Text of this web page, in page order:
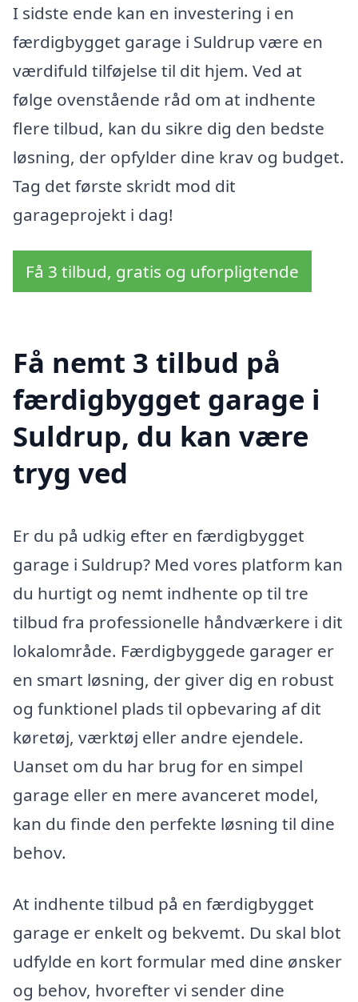
I sidste ende kan en investering i en
færdigbygget garage i Suldrup være en
værdifuld tilføjelse til dit hjem. Ved at
følge ovenstående råd om at indhente
flere tilbud, kan du sikre dig den bedste
løsning, der opfylder dine krav og budget.
Tag det første skridt mod dit
garageprojekt i dag!
Få 3 tilbud, gratis og uforpligtende
Få nemt 3 tilbud på
færdigbygget garage i
Suldrup, du kan være
tryg ved
Er du på udkig efter en færdigbygget
garage i Suldrup? Med vores platform kan
du hurtigt og nemt indhente op til tre
tilbud fra professionelle håndværkere i dit
lokalområde. Færdigbyggede garager er
en smart løsning, der giver dig en robust
og funktionel plads til opbevaring af dit
køretøj, værktøj eller andre ejendele.
Uanset om du har brug for en simpel
garage eller en mere avanceret model,
kan du finde den perfekte løsning til dine
behov.
At indhente tilbud på en færdigbygget
garage er enkelt og bekvemt. Du skal blot
udfylde en kort formular med dine ønsker
og behov, hvorefter vi sender dine